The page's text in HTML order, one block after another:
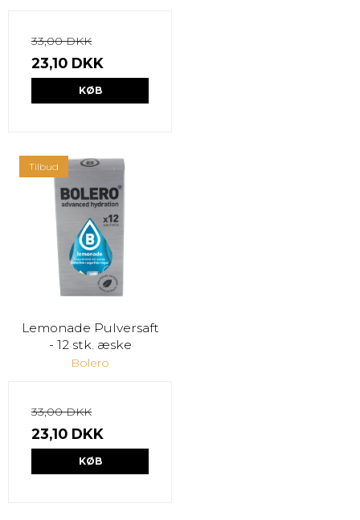
33,00 DKK
23,10 DKK
KØB
Tilbud
Lemonade Pulversaft
- 12 stk. æske
Bolero
33,00 DKK
23,10 DKK
KØB